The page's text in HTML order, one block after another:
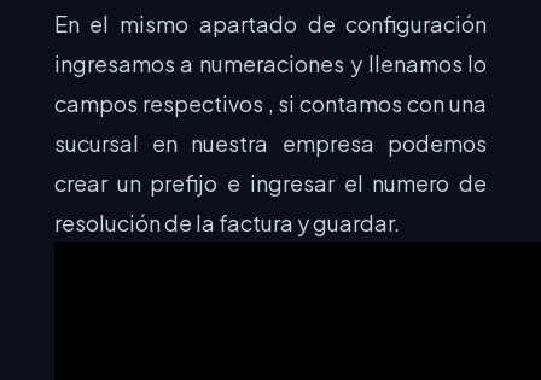
En el mismo apartado de configuración
ingresamos a numeraciones y llenamos lo
campos respectivos , si contamos con una
sucursal en nuestra empresa podemos
crear un prefijo e ingresar el numero de
resolución de la factura y guardar.